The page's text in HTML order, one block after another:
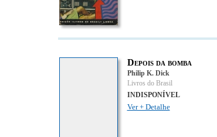
Depois da bomba
Philip K. Dick
Livros do Brasil
INDISPONÍVEL
Ver + Detalhe